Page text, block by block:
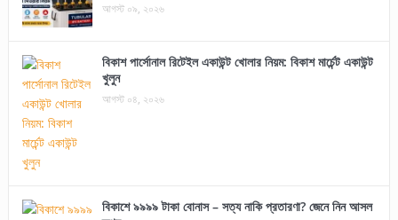
আগস্ট ০৯, ২০২৬
বিকাশ পার্সোনাল রিটেইল একাউন্ট খোলার নিয়ম: বিকাশ মার্চেন্ট একাউন্ট
খুলুন
আগস্ট ০৪, ২০২৬
বিকাশে ৯৯৯৯ টাকা বোনাস – সত্য নাকি প্রতারণা? জেনে নিন আসল